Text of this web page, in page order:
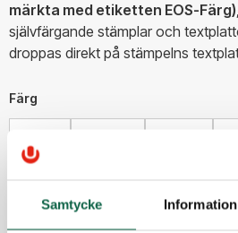
Samtycke Information
märkta med etiketten EOS-Färg)
självfärgande stämplar och
droppas direkt på stämpelns
Färg
120,00 kr